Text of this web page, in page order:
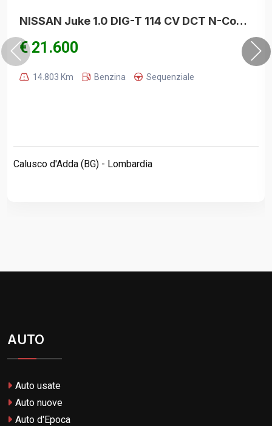
NISSAN Juke 1.0 DIG-T 114 CV DCT N-Connecta
€ 21.600
14.803 Km Benzina Sequenziale
Calusco d'Adda (BG) - Lombardia
AUTO
Auto usate
Auto nuove
Auto d'Epoca